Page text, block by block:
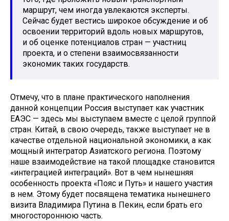
маршрут, чем иногда увлекаются эксперты.
Сейчас будет вестись широкое обсуждение и об
освоении территорий вдоль новых маршрутов,
и об оценке потенциалов стран — участниц
проекта, и о степени взаимосвязанности
экономик таких государств.
Отмечу, что в плане практического наполнения
данной концепции Россия выступает как участник
ЕАЭС — здесь мы выступаем вместе с целой группой
стран. Китай, в свою очередь, также выступает не в
качестве отдельной национальной экономики, а как
мощный интегратор Азиатского региона. Поэтому
наше взаимодействие на такой площадке становится
«интеграцией интеграций». Вот в чем нынешняя
особенность проекта «Пояс и Путь» и нашего участия
в нем. Этому будет посвящена тематика нынешнего
визита Владимира Путина в Пекин, если брать его
многостороннюю часть.